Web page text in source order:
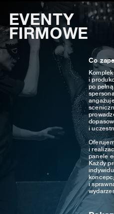
EVENTY
FIRMOWE
Co
i
po
i
i
panele
Każdy
i